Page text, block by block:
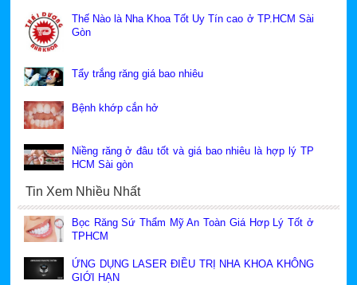
Thế Nào là Nha Khoa Tốt Uy Tín cao ở TP.HCM Sài
Gòn
Tẩy trắng răng giá bao nhiêu
Bệnh khớp cắn hở
Niềng răng ở đâu tốt và giá bao nhiêu là hợp lý TP
HCM Sài gòn
Tin Xem Nhiều Nhất
Bọc Răng Sứ Thẩm Mỹ An Toàn Giá Hơp Lý Tốt ở
TPHCM
ỨNG DỤNG LASER ĐIỀU TRỊ NHA KHOA KHÔNG
GIỚI HẠN